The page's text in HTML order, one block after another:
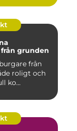
grunden
från
roligt och
ko...